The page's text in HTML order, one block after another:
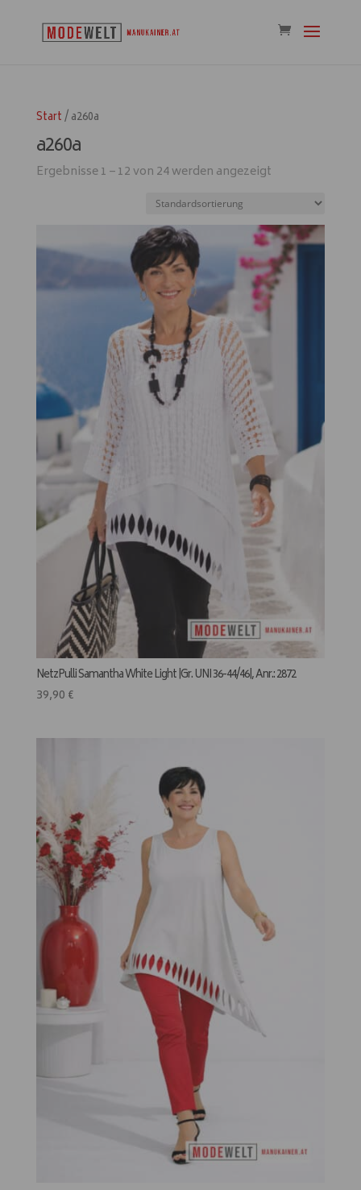
Start/ a260a
a260a
Ergebnisse 1 – 12 von 24 werden angezeigt
NetzPulli Samantha White Light |Gr. UNI 36-44/46|, Anr.: 2872
39,90 €